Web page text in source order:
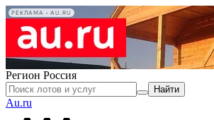
РЕКЛАМА • AU.RU
Регион Россия
Найти
Au.ru